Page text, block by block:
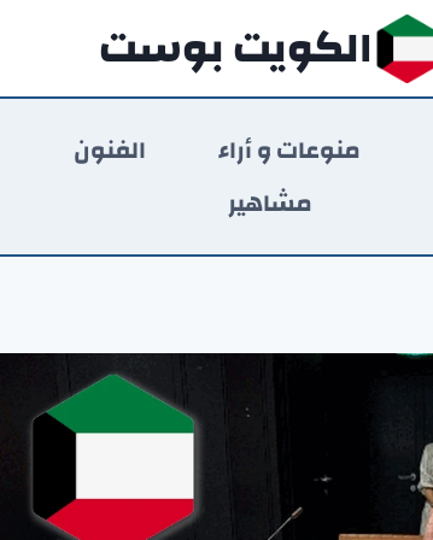
الكويت بوست
منوعات و أراء الفنون
مشاهير